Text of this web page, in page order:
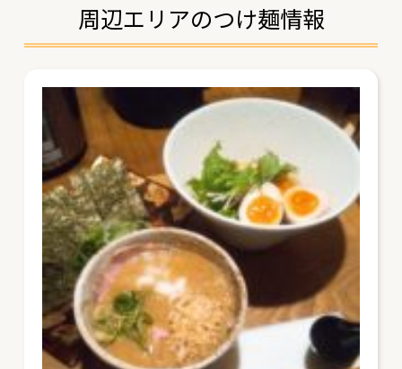
周辺エリアのつけ麺情報